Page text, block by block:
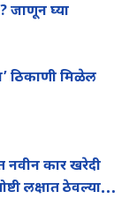
जाणून घ्या
ठिकाणी मिळेल
नवीन कार खरेदी
लक्षात ठेवल्यास